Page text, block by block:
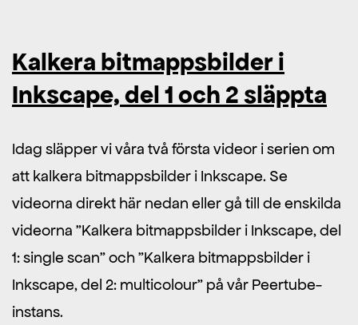
Kalkera bitmappsbilder i
Inkscape, del 1 och 2 släppta
Idag släpper vi våra två första videor i serien om
att kalkera bitmappsbilder i Inkscape. Se
videorna direkt här nedan eller gå till de enskilda
videorna ”Kalkera bitmappsbilder i Inkscape, del
1: single scan” och ”Kalkera bitmappsbilder i
Inkscape, del 2: multicolour” på vår Peertube-
instans.